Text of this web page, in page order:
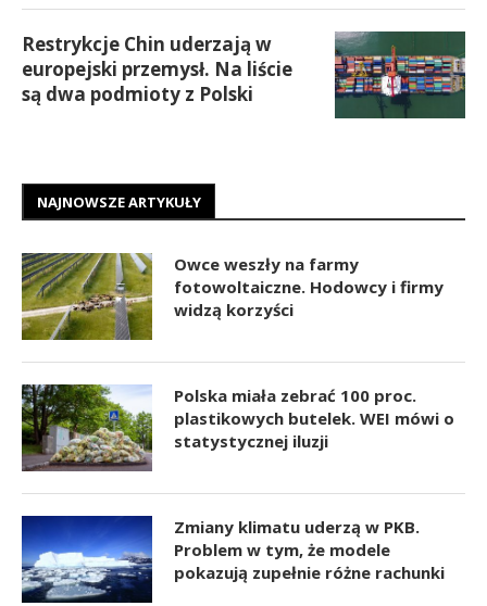
Restrykcje Chin uderzają w
europejski przemysł. Na liście
są dwa podmioty z Polski
NAJNOWSZE ARTYKUŁY
Owce weszły na farmy
fotowoltaiczne. Hodowcy i firmy
widzą korzyści
Polska miała zebrać 100 proc.
plastikowych butelek. WEI mówi o
statystycznej iluzji
Zmiany klimatu uderzą w PKB.
Problem w tym, że modele
pokazują zupełnie różne rachunki